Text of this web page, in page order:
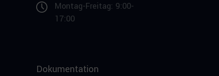
Montag-Freitag: 9:00-
17:00
Dokumentation